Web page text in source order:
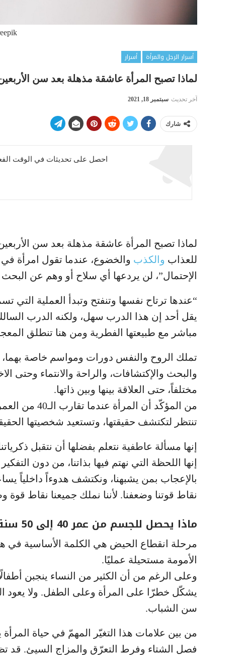
أسرار الرجل والمرأة
أسرار
لماذا تصبح المرأة عاشقة مذهلة بعد سن
آخر تحديث سبتمبر 18, 2021
شارك
احصل على تحديثات في الوقت
لماذا تصبح المرأة عاشقة مذهلة بعد سن
للعذاب والكذب والخضوع، عندما تقول امرأة
الإحتمال”، لن يردعها أي سلاح أو وهم عن
“عندها ترتاح نفسها وتنفتح وتبدأ العملية التي
يقل أحد إن هذا الدرب سهل، ولكنه الدرب
مباشر مع طبيعتها الفطرية ومن هنا تنطلق
تملك الروح والنفس دورات ومواسم خاصة بهما،
والبحث والإكتشافات، والراحة والانتماء وحتى
مختلفاً، حتى العلاقة بينها وبين ذاتها.
من المؤكّد أن
تنتظر لتكتشف حقيقتها، وتستعيد شخصيتها
إنها مسألة عاطفية نتعلم بفضلها أن نتقبل
إنها اللحظة التي نهتم فيها بذاتنا، من دون
بالإعجاب بمن يشبهنا، ونكتشف هدوءاً داخلياً
نقاط قوتنا وضعفنا. لأننا نملك جميعنا نقاط
ماذا يحصل للجسم من عمر 40 إلى 50 سنة
مرحلة انقطاع الحيض هي الكلمة الأساسية في
الأمومة مستحيلة عمليًا.
وعلى الرغم من أن الكثير من النساء ينجبن
يشكّل خطرّا على المرأة وعلى الطفل. ولا يعود
سن الشباب.
من بين علامات هذا التغيّر المهمّ في حياة
فصل الشتاء وفرط التعرّق والمزاج السيئ.